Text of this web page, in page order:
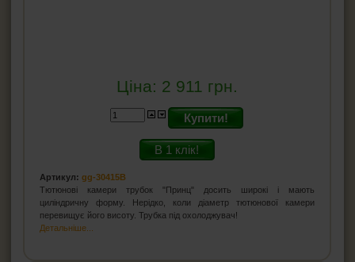
Ціна: 2 911 грн.
Купити!
В 1 клік!
Артикул: gg-30415B
Тютюнові камери трубок "Принц" досить широкі і мають
циліндричну форму. Нерідко, коли діаметр тютюнової камери
перевищує його висоту. Трубка під охолоджувач!
Детальніше...